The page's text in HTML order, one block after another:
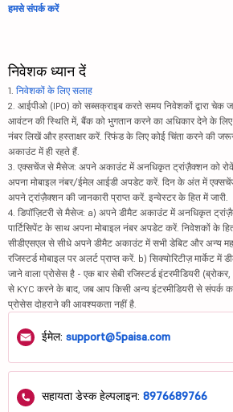
हमसे संपर्क करें
निवेशक ध्यान दें
1. निवेशकों के लिए सलाह
2. आईपीओ (IPO) को सब्सक्राइब करते समय निवेशकों द्वारा चेक
आवंटन की स्थिति में, बैंक को भुगतान करने का अधिकार देने के
नंबर लिखें और हस्ताक्षर करें. रिफंड के लिए कोई चिंता करने की
अकाउंट में ही रहते हैं.
3. एक्सचेंज से मैसेज: अपने अकाउंट में अनधिकृत ट्रांज़ैक्शन को
अपना मोबाइल नंबर/ईमेल आईडी अपडेट करें. दिन के अंत में
अपने ट्रांज़ैक्शन की जानकारी प्राप्त करें. इन्वेस्टर के हित में जारी.
4. डिपॉज़िटरी से मैसेज: a) अपने डीमैट अकाउंट में अनधिकृत
पार्टिसिपेंट के साथ अपना मोबाइल नंबर अपडेट करें. निवेशकों के
सीडीएसएल से सीधे अपने डीमैट अकाउंट में सभी डेबिट और अन्य
रजिस्टर्ड मोबाइल पर अलर्ट प्राप्त करें. b) सिक्योरिटीज़ मार्केट
जाने वाला प्रोसेस है - एक बार सेबी रजिस्टर्ड इंटरमीडियरी
से KYC करने के बाद, जब आप किसी अन्य इंटरमीडियरी से संपर्क
प्रोसेस दोहराने की आवश्यकता नहीं है.
ईमेल: support@5paisa.com
सहायता डेस्क हेल्पलाइन: 8976689766